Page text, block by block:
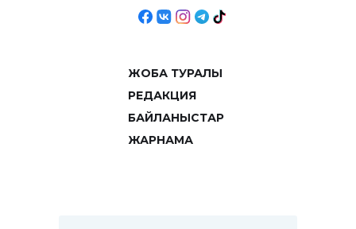
ЖОБА ТУРАЛЫ
РЕДАКЦИЯ
БАЙЛАНЫСТАР
ЖАРНАМА